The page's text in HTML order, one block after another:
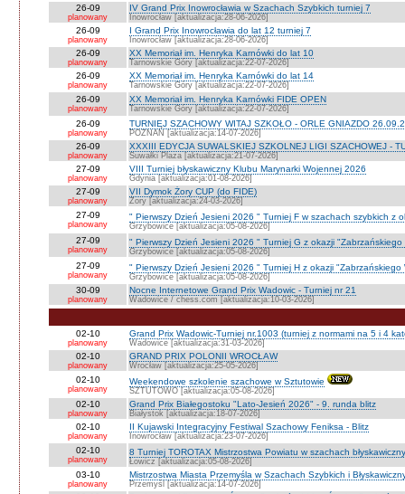
26-09
planowany
IV Grand Prix Inowrocławia w Szachach Szybkich turniej 7
Inowrocław [aktualizacja:28-06-2026]
26-09
planowany
I Grand Prix Inowrocławia do lat 12 turniej 7
Inowrocław [aktualizacja:28-06-2026]
26-09
planowany
XX Memoriał im. Henryka Karnówki do lat 10
Tarnowskie Góry [aktualizacja:22-07-2026]
26-09
planowany
XX Memoriał im. Henryka Karnówki do lat 14
Tarnowskie Góry [aktualizacja:22-07-2026]
26-09
planowany
XX Memoriał im. Henryka Karnówki FIDE OPEN
Tarnowskie Góry [aktualizacja:22-07-2026]
26-09
planowany
TURNIEJ SZACHOWY WITAJ SZKOŁO - ORLE GNIAZDO
POZNAŃ [aktualizacja:14-07-2026]
26-09
planowany
XXXIII EDYCJA SUWALSKIEJ SZKOLNEJ LIGI SZACHOWEJ -
Suwałki Plaza [aktualizacja:21-07-2026]
27-09
planowany
VIII Turniej błyskawiczny Klubu Marynarki Wojennej 2026
Gdynia [aktualizacja:01-08-2026]
27-09
planowany
VII Dymok Żory CUP (do FIDE)
Żory [aktualizacja:24-03-2026]
27-09
planowany
" Pierwszy Dzień Jesieni 2026 " Turniej F w szachach szybkich z
Grzybowice [aktualizacja:05-08-2026]
27-09
planowany
" Pierwszy Dzień Jesieni 2026 " Turniej G z okazji "Zabrzańskiego
Grzybowice [aktualizacja:05-08-2026]
27-09
planowany
" Pierwszy Dzień Jesieni 2026 " Turniej H z okazji "Zabrzańskiego
Grzybowice [aktualizacja:05-08-2026]
30-09
planowany
Nocne Internetowe Grand Prix Wadowic - Turniej nr 21
Wadowice / chess.com [aktualizacja:10-03-2026]
02-10
planowany
Grand Prix Wadowic-Turniej nr.1003 (turniej z normami na 5 i 4
Wadowice [aktualizacja:31-03-2026]
02-10
planowany
GRAND PRIX POLONII WROCŁAW
Wrocław [aktualizacja:25-05-2026]
02-10
planowany
Weekendowe szkolenie szachowe w Sztutowie
SZTUTOWO [aktualizacja:05-08-2026]
02-10
planowany
Grand Prix Białegostoku "Lato-Jesień 2026" - 9. runda blitz
Białystok [aktualizacja:18-07-2026]
02-10
planowany
II Kujawski Integracyjny Festiwal Szachowy Feniksa - Blitz
Inowrocław [aktualizacja:23-07-2026]
02-10
planowany
8 Turniej TOROTAX Mistrzostwa Powiatu w szachach
Łowicz [aktualizacja:05-08-2026]
03-10
planowany
Mistrzostwa Miasta Przemyśla w Szachach Szybkich i
Przemyśl [aktualizacja:14-07-2026]